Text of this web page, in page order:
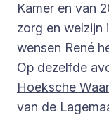
Kamer en van
zorg en welzijn
wensen René
Op dezelfde
Hoeksche
van de